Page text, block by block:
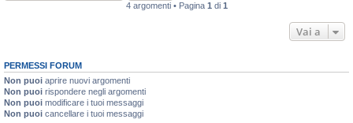
4 argomenti • Pagina 1 di 1
Vai a
PERMESSI FORUM
Non puoi aprire nuovi argomenti
Non puoi rispondere negli argomenti
Non puoi modificare i tuoi messaggi
Non puoi cancellare i tuoi messaggi